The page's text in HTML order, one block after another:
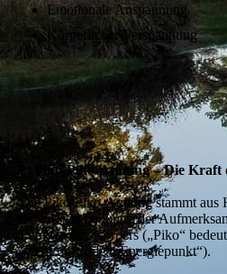
Emotionale Anspannung
Körperlicher Verspannung
Piko-Piko-Atmung – Die
Die Piko-Piko-Atmung stammt aus
bewussten Lenkung der
Punkten des Körpers („Piko“
„Zentrum“ oder „Energiepunkt“).